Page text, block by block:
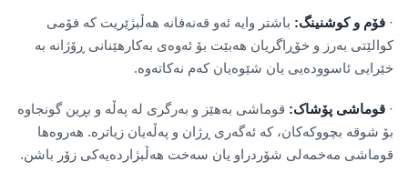
· فۆم و کوشنینگ: باشتر وایە ئەو قەنەفانە هەڵبژێریت کە فۆمی
کوالێتی بەرز و خۆڕاگریان هەبێت بۆ ئەوەی بەکارهێنانی ڕۆژانە بە
خێرایی ئاسوودەیی یان شێوەیان کەم نەکاتەوە.
· قوماشی پۆشاک: قوماشی بەهێز و بەرگری لە پەڵە و بڕین گونجاوە
بۆ شوقە بچووکەکان، کە ئەگەری ڕژان و پەڵەیان زیاترە. هەروەها
قوماشی مەخمەلی شۆردراو یان سەخت هەڵبژاردەیەکی زۆر باشن.